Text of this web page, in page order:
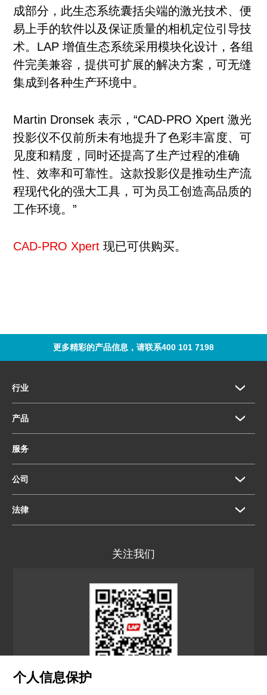
个人信息保护
成部分，此生态系统囊括尖端的激光技术、便
易上手的软件以及保证质量的相机定位引导技
术。LAP 增值生态系统采用模块化设计，各组
件完美兼容，提供可扩展的解决方案，可无缝
集成到各种生产环境中。
Martin Dronsek 表示，“CAD-PRO Xpert 激光
投影仪不仅前所未有地提升了色彩丰富度、可
见度和精度，同时还提高了生产过程的准确
性、效率和可靠性。这款投影仪是推动生产流
程现代化的强大工具，可为员工创造高品质的
工作环境。”
CAD-PRO Xpert现已可供购买。
更多精彩的产品信息，请联系400 101 7198
行业
产品
服务
公司
法律
关注我们